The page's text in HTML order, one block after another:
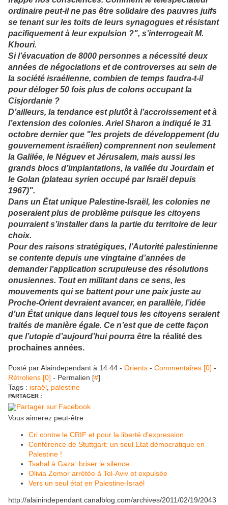
ordinaire peut-il ne pas être solidaire des pauvres juifs
se tenant sur les toits de leurs synagogues et résistant
pacifiquement à leur expulsion ?", s’interrogeait M.
Khouri.
Si l’évacuation de 8000 personnes a nécessité deux
années de négociations et de controverses au sein de
la société israélienne, combien de temps faudra-t-il
pour déloger 50 fois plus de colons occupant la
Cisjordanie ?
D’ailleurs, la tendance est plutôt à l’accroissement et à
l’extension des colonies. Ariel Sharon a indiqué le 31
octobre dernier que "les projets de développement (du
gouvernement israélien) comprennent non seulement
la Galilée, le Néguev et Jérusalem, mais aussi les
grands blocs d’implantations, la vallée du Jourdain et
le Golan (plateau syrien occupé par Israël depuis
1967)".
Dans un État unique Palestine-Israël, les colonies ne
poseraient plus de problème puisque les citoyens
pourraient s’installer dans la partie du territoire de leur
choix.
Pour des raisons stratégiques, l’Autorité palestinienne
se contente depuis une vingtaine d’années de
demander l’application scrupuleuse des résolutions
onusiennes. Tout en militant dans ce sens, les
mouvements qui se battent pour une paix juste au
Proche-Orient devraient avancer, en parallèle, l’idée
d’un État unique dans lequel tous les citoyens seraient
traités de manière égale. Ce n’est que de cette façon
que l’utopie d’aujourd’hui pourra être la réalité des
prochaines années.
Posté par Alaindependant à 14:44 - Orients - Commentaires [0] -
Rétroliens [0] - Permalien [#]
Tags : israël palestine
PARTAGER :
Vous aimerez peut-être :
Cri contre le CRIF et pour la liberté d'expression
Conférence de Stuttgart: un seul Etat démocratique en
Palestine !
Tsahal à Gaza: briser le silence
Olivia Zemor arrétée à Tel-Aviv et expulsée
Vers un seul état en Palestine-Israël
http://alainindependant.canalblog.com/archives/2011/02/19/2043